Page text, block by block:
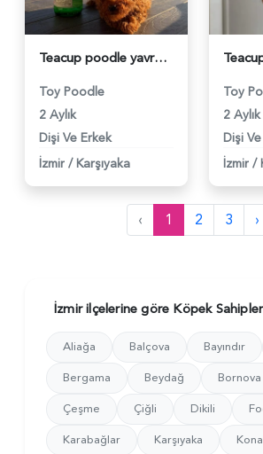
Teacup poodle yavrularımız - 5708
Toy Poodle
2 Aylık
Dişi Ve Erkek
İzmir / Karşıyaka
Toy
2 Aylık
Dişi
İzmir /
‹ 1 2 3 ›
İzmir ilçelerine göre Köpek
Aliağa Balçova Bayındır
Bergama
Beydağ Bornova
Çeşme
Çiğli Dikili
Karabağlar
Karşıyaka